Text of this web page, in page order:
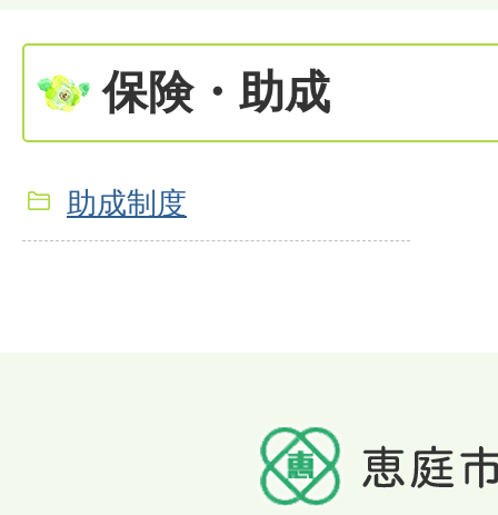
保険・助成
助成制度